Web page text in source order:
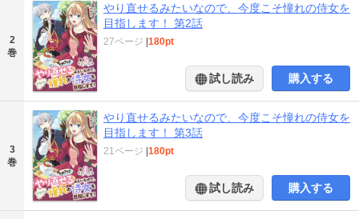
2
巻
やり直せるみたいなので、今度こそ憧れの侍女を
目指します！ 第2話
27ページ |180pt
試し読み 購入する
3
巻
やり直せるみたいなので、今度こそ憧れの侍女を
目指します！ 第3話
21ページ |180pt
試し読み 購入する